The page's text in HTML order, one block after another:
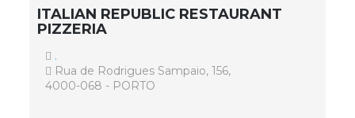
ITALIAN REPUBLIC RESTAURANT
PIZZERIA
.
Rua de Rodrigues Sampaio, 156,
4000-068 - PORTO